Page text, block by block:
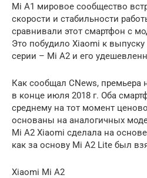
Mi A1 мировое сообщество
скорости и стабильности
сравнивали этот смартфон с
Это побудило Xiaomi к
серии – Mi A2 и его
Как сообщал CNews, премьера
в конце июля 2018 г. Оба
среднему на тот момент
основаны на аналогичных
Mi A2 Xiaomi сделала на
как за основу Mi A2 Lite был
Xiaomi Mi A2